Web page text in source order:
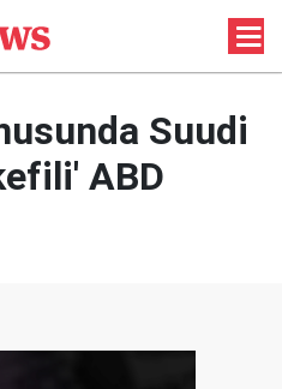
Suudi
ABD